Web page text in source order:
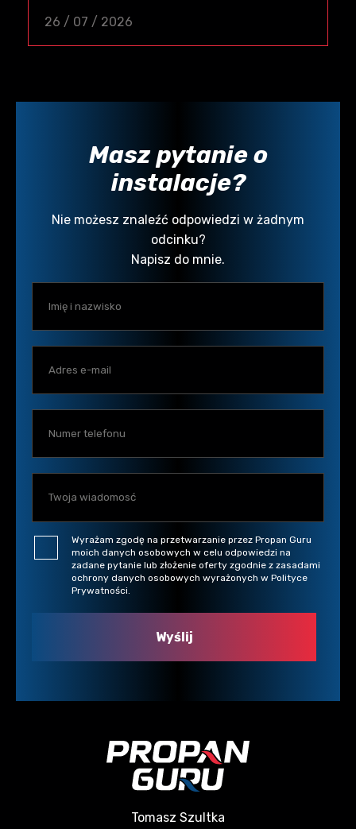
26 / 07 / 2026
Masz pytanie o
instalacje?
Nie możesz znaleźć odpowiedzi w żadnym
odcinku?
Napisz do mnie.
Wyrażam zgodę na przetwarzanie przez Propan Guru
moich danych osobowych w celu odpowiedzi na
zadane pytanie lub złożenie oferty zgodnie z zasadami
ochrony danych osobowych wyrażonych w Polityce
Prywatności.
Tomasz Szultka